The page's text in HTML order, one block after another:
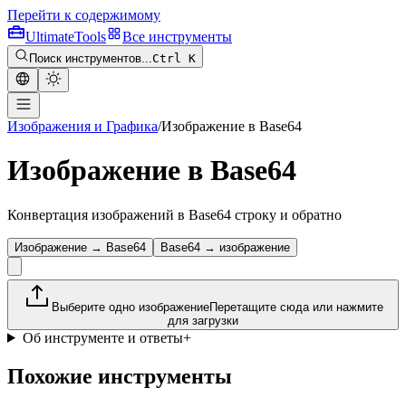
Перейти к содержимому
UltimateTools Все инструменты
Поиск инструментов...Ctrl K
Изображения и Графика/Изображение в Base64
Изображение в Base64
Конвертация изображений в Base64 строку и обратно
Изображение → Base64 Base64 → изображение
Выберите одно изображениеПеретащите сюда или нажмите
для загрузки
Об инструменте и ответы+
Похожие инструменты